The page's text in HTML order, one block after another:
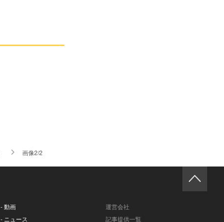
画像2/2
- 動画
- ニュース
運営会社
記事提供一覧